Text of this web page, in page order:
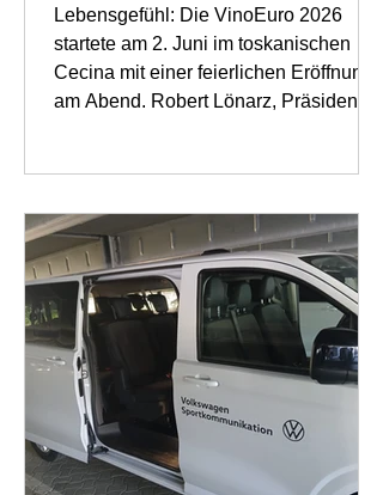
dem Podium
Lebensgefühl: Die VinoEuro 2026
startete am 2. Juni im toskanischen
Cecina mit einer feierlichen Eröffnung
am Abend. Robert Lönarz, Präsident
dass die VinoEuro weit mehr sei als
sportlicher Wettkampf und europäische
Freundschaft. Es gehe ebenso um
Wissen, Innovation und die
gemeinsame Gestaltung der Zukunft
der Weinbranche. Die italienischen
Organisator